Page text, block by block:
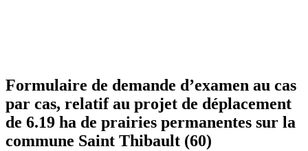
Formulaire de demande d’examen au cas
par cas, relatif au projet de déplacement
de 6.19 ha de prairies permanentes sur la
commune Saint Thibault (60)